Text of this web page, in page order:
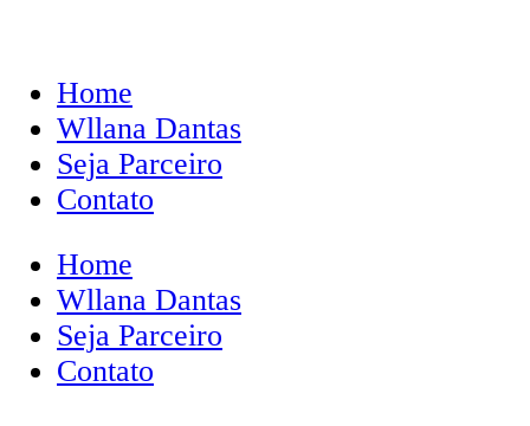
Home
Wllana Dantas
Seja Parceiro
Contato
Home
Wllana Dantas
Seja Parceiro
Contato